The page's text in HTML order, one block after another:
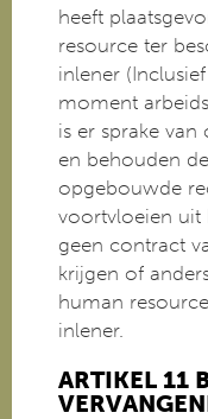
heeft
resource ter
inlener
moment
is er sprake
en behouden
opgebouwde
voortvloeien uit
geen contract
krijgen of
human
inlener.
ARTIKEL 11